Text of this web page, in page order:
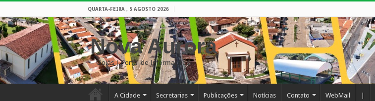
QUARTA-FEIRA , 5 AGOSTO 2026
Nova Aurora
– Goiás | Portal de Informações
A Cidade Secretarias Publicações Notícias Contato WebMail